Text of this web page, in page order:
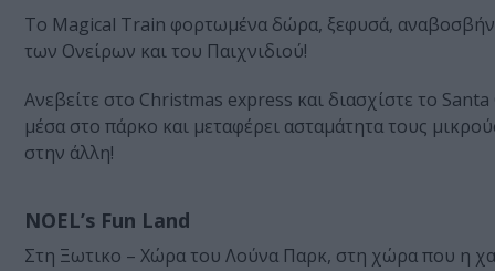
Το Magical Train φορτωμένα δώρα, ξεφυσά,
των Ονείρων και του Παιχνιδιού!
Ανεβείτε στο Christmas express και διασχίστε το
μέσα στο πάρκο και μεταφέρει ασταμάτητα τους
στην άλλη!
NOEL’s Fun Land
Στη Ξωτικο – Χώρα του Λούνα Παρκ, στη χώρα που η